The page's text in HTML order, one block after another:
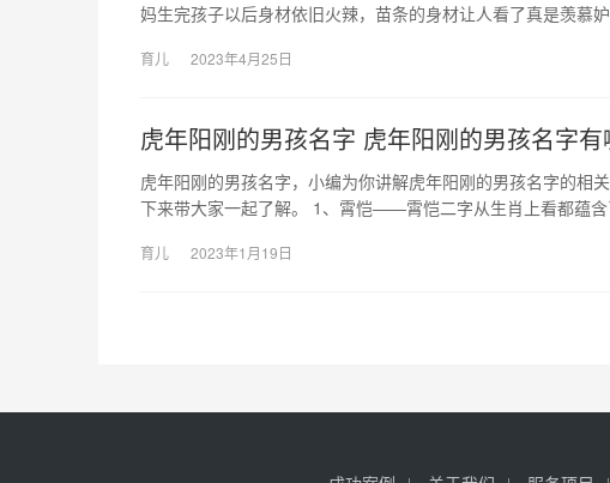
妈生完孩子以后身材依旧火辣，苗条的身材让人看了真是羡慕
育儿 2023年4月25日
虎年阳刚的男孩名字 虎年阳刚的男孩名字有
虎年阳刚的男孩名字，小编为你讲解虎年阳刚的男孩名字的相
下来带大家一起了解。 1、霄恺——霄恺二字从生肖上看都蕴
育儿 2023年1月19日